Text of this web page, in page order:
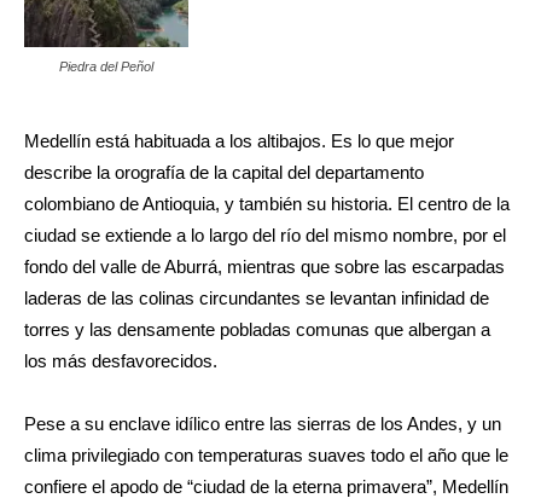
Piedra del Peñol
Medellín está habituada a los altibajos. Es lo que mejor
describe la orografía de la capital del departamento
colombiano de Antioquia, y también su historia. El centro de la
ciudad se extiende a lo largo del río del mismo nombre, por el
fondo del valle de Aburrá, mientras que sobre las escarpadas
laderas de las colinas circundantes se levantan infinidad de
torres y las densamente pobladas comunas que albergan a
los más desfavorecidos.
Pese a su enclave idílico entre las sierras de los Andes, y un
clima privilegiado con temperaturas suaves todo el año que le
confiere el apodo de “ciudad de la eterna primavera”, Medellín